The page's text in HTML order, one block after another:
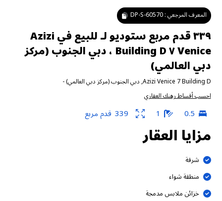
المعرف المرجعي :DP-S-60570
٣٣٩ قدم مربع ستوديو لـ للبيع في Azizi
Venice ٧ Building D ، دبي الجنوب (مركز
دبي العالمي)
Azizi Venice 7 Building D
,دبي الجنوب (مركز دبي العالمي)-
احسب أقساط رهنك العقاري
0.5
1
339 قدم مربع
مزايا العقار
شرفة
منطقة شواء
خزائن ملابس مدمجة